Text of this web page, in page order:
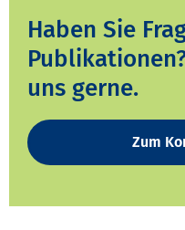
Haben Sie
uns gerne.
Zum